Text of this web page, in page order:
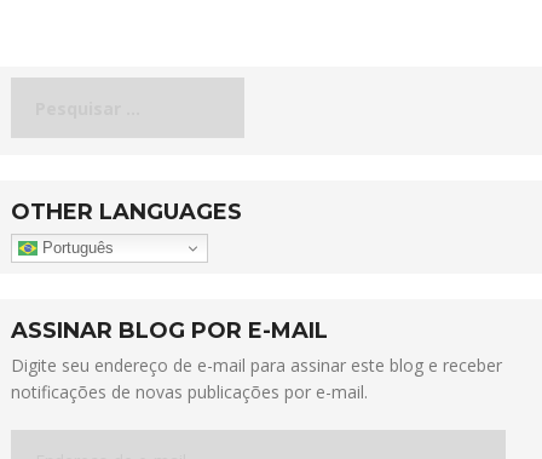
OTHER LANGUAGES
Português
ASSINAR BLOG POR E-MAIL
Digite seu endereço de e-mail para assinar este blog e receber
notificações de novas publicações por e-mail.